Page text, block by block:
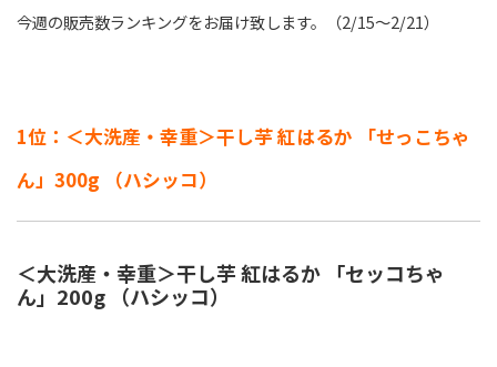
今週の販売数ランキングをお届け致します。（2/15～2/21）
1位：＜大洗産・幸重＞干し芋 紅はるか 「せっこちゃ
ん」300g （ハシッコ）
＜大洗産・幸重＞干し芋 紅はるか 「セッコちゃ
ん」200g （ハシッコ）